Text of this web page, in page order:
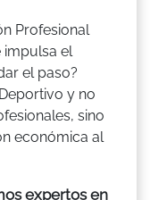
Profesional
el
el paso?
y no
sino
económica al
expertos en